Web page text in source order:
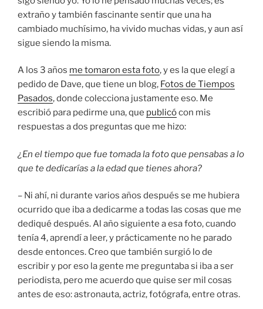
extraño y también fascinante sentir que una ha
cambiado muchísimo, ha vivido muchas vidas, y aun así
sigue siendo la misma.
A los 3 años me tomaron esta foto, y es la que elegí a
pedido de Dave, que tiene un blog, Fotos de Tiempos
Pasados, donde colecciona justamente eso. Me
escribió para pedirme una, que publicócon mis
respuestas a dos preguntas que me hizo:
¿En el tiempo que fue tomada la foto que pensabas a lo
que te dedicarías a la edad que tienes ahora?
– Ni ahí, ni durante varios años después se me hubiera
ocurrido que iba a dedicarme a todas las cosas que me
dediqué después. Al año siguiente a esa foto, cuando
tenía 4, aprendí a leer, y prácticamente no he parado
desde entonces. Creo que también surgió lo de
escribir y por eso la gente me preguntaba si iba a ser
periodista, pero me acuerdo que quise ser mil cosas
antes de eso: astronauta, actriz, fotógrafa, entre otras.